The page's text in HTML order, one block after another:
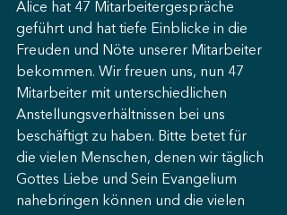
Alice hat 47 Mitarbeitergespräche
geführt und hat tiefe Einblicke in die
Freuden und Nöte unserer Mitarbeiter
bekommen. Wir freuen uns, nun 47
Mitarbeiter mit unterschiedlichen
Anstellungsverhältnissen bei uns
beschäftigt zu haben. Bitte betet für
die vielen Menschen, denen wir täglich
Gottes Liebe und Sein Evangelium
nahebringen können und die vielen